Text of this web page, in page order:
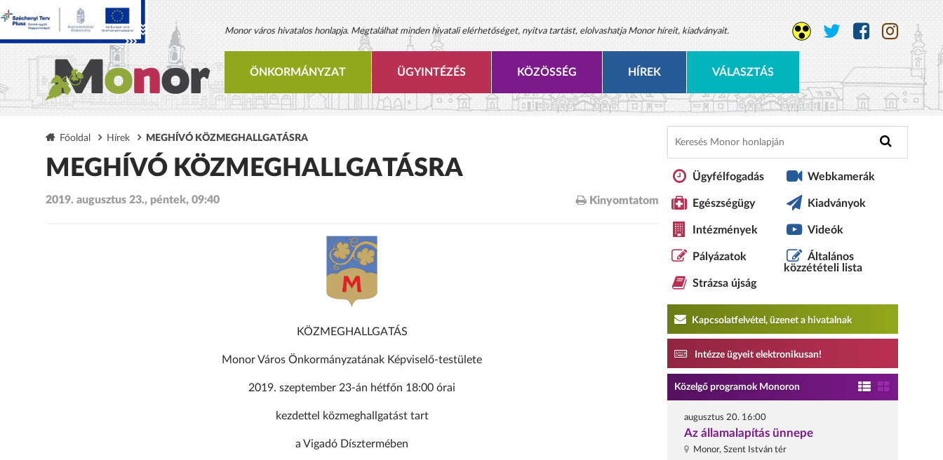
Monor város hivatalos honlapja. Megtalálhat minden hivatali elérhetőséget, nyitva tartást, elolvashatja Monor híreit, kiadványait.
ÖNKORMÁNYZAT ÜGYINTÉZÉS KÖZÖSSÉG HÍREK VÁLASZTÁS
Főoldal Hírek MEGHÍVÓ KÖZMEGHALLGATÁSRA
MEGHÍVÓ KÖZMEGHALLGATÁSRA
2019. augusztus 23., péntek, 09:40 Kinyomtatom
KÖZMEGHALLGATÁS
Monor Város Önkormányzatának Képviselő-testülete
2019. szeptember 23-án hétfőn 18:00 órai
kezdettel közmeghallgatást tart
a Vigadó Dísztermében
Ügyfélfogadás
Egészségügy
Intézmények
Pályázatok
Strázsa újság
Webkamerák
Kiadványok
Videók
Általános
közzétételi lista
Kapcsolatfelvétel, üzenet a hivatalnak
Intézze ügyeit elektronikusan!
Közelgő programok Monoron
augusztus 20. 16:00
Az államalapítás ünnepe
Monor, Szent István tér